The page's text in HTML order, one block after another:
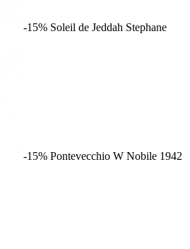
-15% Soleil de Jeddah Stephane
-15% Pontevecchio W Nobile 1942